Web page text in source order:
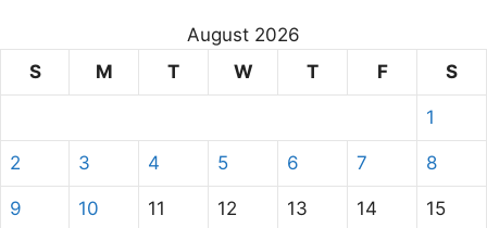
August 2026
S
M T W T F S
1
2 3 4 5 6 7 8
9 10 11 12 13 14 15